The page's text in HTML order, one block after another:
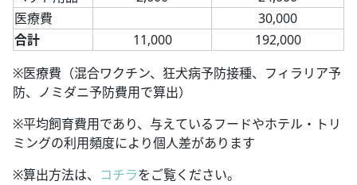
医療費
30,000
合計
11,000
192,000
※医療費（混合ワクチン、狂犬病予防接種、フィラリア予
防、ノミダニ予防費用で算出）
※平均飼育費用であり、与えているフードやホテル・トリ
ミングの利用頻度により個人差があります
※算出方法は、 コチラをご覧ください。